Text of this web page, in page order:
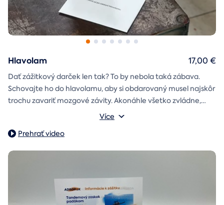
Hlavolam
Dať zážitkový darček len tak? To by nebola taká zábava.
Schovajte ho do hlavolamu, aby si obdarovaný musel najskôr
trochu zavariť mozgové závity. Akonáhle všetko zvládne,
objaví poukaz na zážitok i s vašim venováním.
Vonkajšie rozmery: 15,5 × 8,5 × 5 cm
Více
17,00 €
Prehrať video